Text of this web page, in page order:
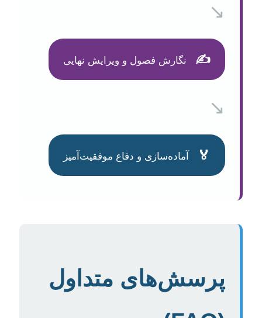
↘️
✍️ نگارش فصول و ویرایش نهایی
↘️
🏅 آماده‌سازی و دفاع موفقیت‌آمیز
پرسش‌های متداول